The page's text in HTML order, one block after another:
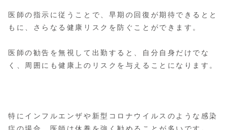
医師の指示に従うことで、早期の回復が期待できるとと
もに、さらなる健康リスクを防ぐことができます。
医師の勧告を無視して出勤すると、自分自身だけでな
く、周囲にも健康上のリスクを与えることになります。
特にインフルエンザや新型コロナウイルスのような感染